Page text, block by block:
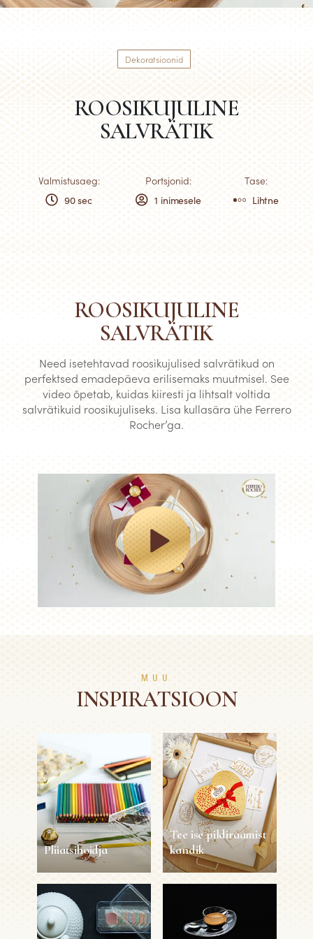
Dekoratsioonid
ROOSIKUJULINE
SALVRÄTIK
Valmistusaeg: Portsjonid:
Tase:
90 sec
1 inimesele Lihtne
ROOSIKUJULINE
SALVRÄTIK
Need isetehtavad roosikujulised salvrätikud on
perfektsed emadepäeva erilisemaks muutmisel. See
video õpetab, kuidas kiiresti ja lihtsalt voltida
salvrätikuid roosikujuliseks. Lisa kullasära ühe Ferrero
Rocher’ga.
MUU
INSPIRATSIOON
Pliiatsihoidja
Pliiatsihoidja
30 sec 1 inimesele Lihtne
Tee ise pildiraamist
kandik
kandik